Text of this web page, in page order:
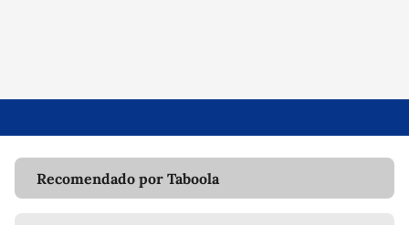
Recomendado por Taboola